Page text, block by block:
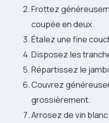
Frottez
coupée en deux.
Étalez une fine
Disposez les
Répartissez le
Couvrez
grossièrement.
Arrosez de vin